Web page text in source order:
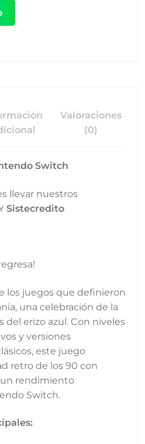
Valoraciones
(0)
Switch
llevar nuestros
Sistecredito
los juegos que definieron
una celebración de la
del erizo azul. Con niveles
y versiones
este juego
retro de los 90 con
un rendimiento
Switch.